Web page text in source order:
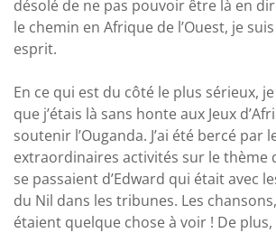
désolé de ne pas pouvoir être là en
le chemin en Afrique de l’Ouest, je
esprit.
En ce qui est du côté le plus sérieux,
que j’étais là sans honte aux Jeux
soutenir l’Ouganda. J’ai été bercé par
extraordinaires activités sur le thème
se passaient d’Edward qui était avec
du Nil dans les tribunes. Les
étaient quelque chose à voir ! De